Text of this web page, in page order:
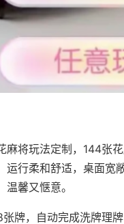
麻将玩法定制，144张
行柔和舒适，桌面宽
馨又惬意。
牌，自动完成洗牌理